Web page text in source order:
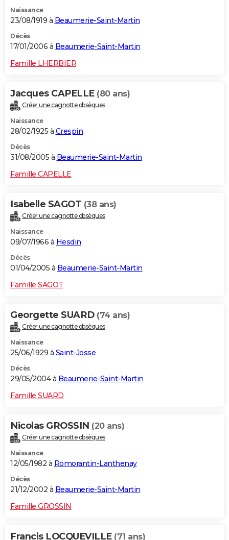
Naissance
23/08/1919 à Beaumerie-Saint-Martin
Décès
17/01/2006 à Beaumerie-Saint-Martin
Famille LHERBIER
Jacques CAPELLE (80 ans)
Créer une cagnotte obsèques
Naissance
28/02/1925 à Crespin
Décès
31/08/2005 à Beaumerie-Saint-Martin
Famille CAPELLE
Isabelle SAGOT (38 ans)
Créer une cagnotte obsèques
Naissance
09/07/1966 à Hesdin
Décès
01/04/2005 à Beaumerie-Saint-Martin
Famille SAGOT
Georgette SUARD (74 ans)
Créer une cagnotte obsèques
Naissance
25/06/1929 à Saint-Josse
Décès
29/05/2004 à Beaumerie-Saint-Martin
Famille SUARD
Nicolas GROSSIN (20 ans)
Créer une cagnotte obsèques
Naissance
12/05/1982 à Romorantin-Lanthenay
Décès
21/12/2002 à Beaumerie-Saint-Martin
Famille GROSSIN
Francis LOCQUEVILLE (71 ans)